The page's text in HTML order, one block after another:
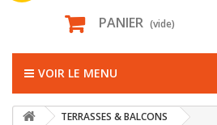
PANIER (vide)
VOIR LE MENU
TERRASSES & BALCONS